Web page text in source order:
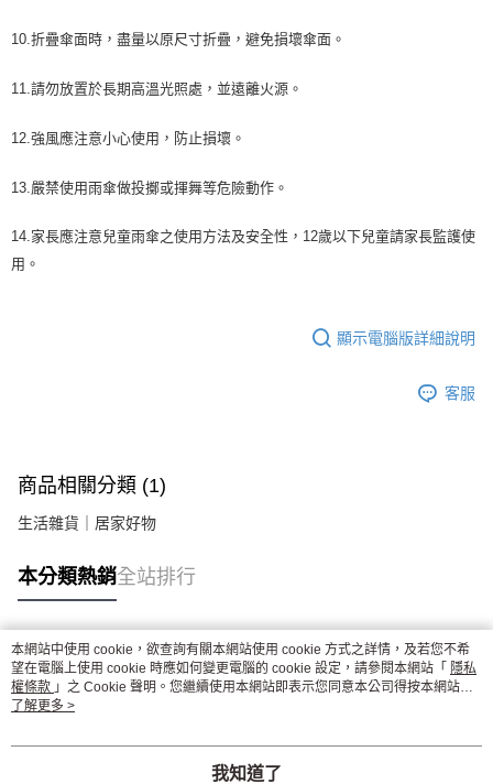
10.折疊傘面時，盡量以原尺寸折疊，避免損壞傘面。
11.請勿放置於長期高溫光照處，並遠離火源。
12.強風應注意小心使用，防止損壞。
13.嚴禁使用雨傘做投擲或揮舞等危險動作。
14.家長應注意兒童雨傘之使用方法及安全性，12歲以下兒童請家長監護使
用。
顯示電腦版詳細說明
客服
商品相關分類 (1)
生活雜貨｜居家好物
本分類熱銷全站排行
熱門標籤
本網站中使用 cookie，欲查詢有關本網站使用 cookie 方式之詳情，及若您不希
望在電腦上使用 cookie 時應如何變更電腦的 cookie 設定，請參閱本網站「 隱私
權條款 」之 Cookie 聲明。您繼續使用本網站即表示您同意本公司得按本網站使
用條款之 Cookie 聲明使用 cookie。
了解更多 >
我知道了